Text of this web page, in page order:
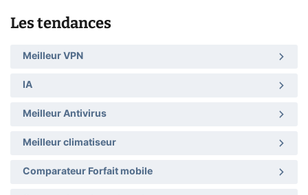
Les tendances
Meilleur VPN
IA
Meilleur Antivirus
Meilleur climatiseur
Comparateur Forfait mobile